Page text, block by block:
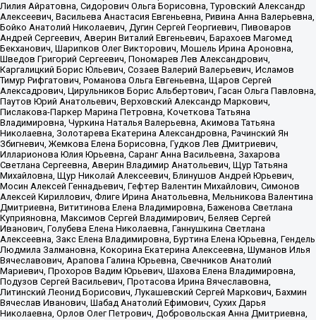
Лилия Айратовна, Сидорович Ольга Борисовна, Туровский Александр
Алексеевич, Васильева Анастасия Евгеньевна, Ривина Анна Валерьевна,
Бойко Анатолий Николаевич, Дугин Сергей Георгиевич, Пивоваров
Андрей Сергеевич, Аверин Виталий Евгеньевич, Барахоев Магомед
Бекханович, Шарипков Олег Викторович, Мошель Ирина Ароновна,
Шведов Григорий Сергеевич, Пономарев Лев Александрович,
Каргалицкий Борис Юльевич, Созаев Валерий Валерьевич, Исламов
Тимур Рифгатович, Романова Ольга Евгеньевна, Щаров Сергей
Алексадрович, Цирульников Борис Альбертович, Гасан Ольга Павловна,
Паутов Юрий Анатольевич, Верховский Александр Маркович,
Пислакова-Паркер Марина Петровна, Кочеткова Татьяна
Владимировна, Чуркина Наталья Валерьевна, Акимова Татьяна
Николаевна, Золотарева Екатерина Александровна, Рачинский Ян
Збигневич, Жемкова Елена Борисовна, Гудков Лев Дмитриевич,
Илларионова Юлия Юрьевна, Саранг Анна Васильевна, Захарова
Светлана Сергеевна, Аверин Владимир Анатольевич, Щур Татьяна
Михайловна, Щур Николай Алексеевич, Блинушов Андрей Юрьевич,
Мосин Алексей Геннадьевич, Гефтер Валентин Михайлович, Симонов
Алексей Кириллович, Флиге Ирина Анатольевна, Мельникова Валентина
Дмитриевна, Вититинова Елена Владимировна, Баженова Светлана
Куприяновна, Максимов Сергей Владимирович, Беляев Сергей
Иванович, Голубева Елена Николаевна, Ганнушкина Светлана
Алексеевна, Закс Елена Владимировна, Буртина Елена Юрьевна, Гендель
Людмила Залмановна, Кокорина Екатерина Алексеевна, Шуманов Илья
Вячеславович, Арапова Галина Юрьевна, Свечников Анатолий
Мариевич, Прохоров Вадим Юрьевич, Шахова Елена Владимировна,
Подузов Сергей Васильевич, Протасова Ирина Вячеславовна,
Литинский Леонид Борисович, Лукашевский Сергей Маркович, Бахмин
Вячеслав Иванович, Шабад Анатолий Ефимович, Сухих Дарья
Николаевна, Орлов Олег Петрович, Добровольская Анна Дмитриевна,